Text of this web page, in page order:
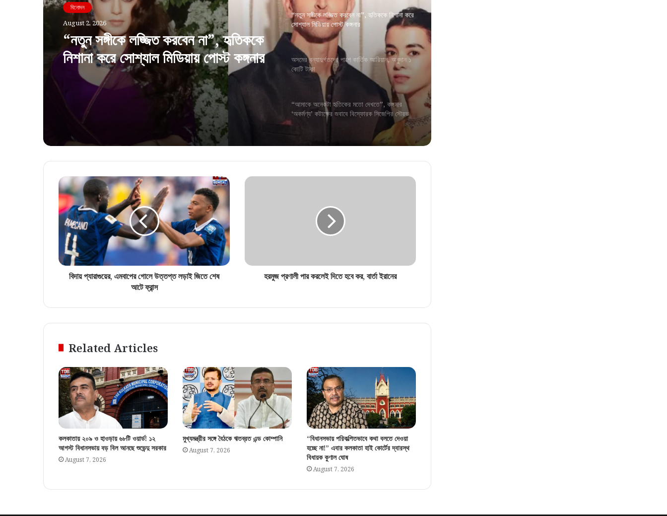
বিনোদন
August 2, 2026
“নতুন সঙ্গীকে লজ্জিত করবেন না”, হৃতিককে
নিশানা করে সোশ্যাল মিডিয়ায় পোস্ট কঙ্গনার
“নতুন সঙ্গীকে লজ্জিত করবেন না”, হৃতিককে নিশানা করে
সোশ্যাল মিডিয়ায় পোস্ট কঙ্গনার
অসমের বন্যাদুর্গতদের পাশে কার্তিক আরিয়ান, অনুদান ১
কোটি টাকা
“আমাকে অনেকটা হৃতিকের মতো দেখতে”, কঙ্গনার
‘অকর্মণ্য’ কটাক্ষের জবাবে বিস্ফোরক সিজেপির সৌরভ
নোলানের ‘দ্য ওডিসি’ দেখা মুগ্ধ? কি বললেন কমল
‘আধুনিক’ থেকে ‘জাগ্রত হিন্দু’! ভিডিও বার্তায় নাম না
“নতুন সঙ্গীকে লজ্জিত করবেন না”, হৃতিককে নিশানা করে
“আমাকে অনেকটা হৃতিকের মতো দেখতে”, কঙ্গনার
‘অকর্মণ্য’ কটাক্ষের জবাবে বিস্ফোরক সিজেপির সৌরভ
নোলানের ‘দ্য ওডিসি’ দেখা মুগ্ধ? কি বললেন কমল
বিদায় প্যারাগুয়ের, এমবাপের গোলে উত্তপ্ত লড়াই জিতে শেষ
আটে ফ্রান্স
হরমুজ প্রণালী পার করলেই দিতে হবে কর, বার্তা ইরানের
Related Articles
কলকাতায় ২০৯ ও হাওড়ায় ৬৮টি ওয়ার্ড! ১২
আগস্ট বিধানসভায় বড় বিল আনছে শুভেন্দু সরকার
August 7, 2026
মুখ্যমন্ত্রীর সঙ্গে বৈঠকে ঋতব্রত এন্ড কোম্পানি
August 7, 2026
“বিধানসভায় পরিকল্পিতভাবে কথা বলতে দেওয়া
হচ্ছে না!” এবার কলকাতা হাই কোর্টের দ্বারস্থ
বিধায়ক কুণাল ঘোষ
August 7, 2026